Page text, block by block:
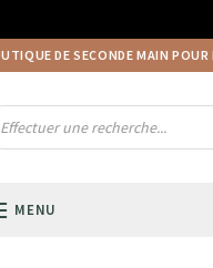
DE SECONDE MAIN
MENU